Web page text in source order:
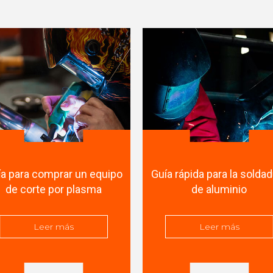
para comprar un equipo
de corte por plasma
Leer más
Guía rápida para la
de aluminio
Leer más